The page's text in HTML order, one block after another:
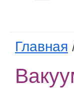
Главная